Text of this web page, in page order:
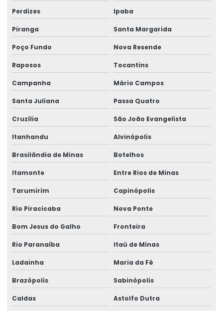
Talha Motorizada Para Pontes Rolantes Duplaviga
Talha Nova Com Inversor De Frequência
Talha Para Ambientes Com Restrição De Altura
Talha Univiga Com Monitoramento
Talhas elétricas de cabo de aço
Topografia caminho de rolamento
Treinamento De Operação Com Talhas Elétricas
Treinamento De Pontes Rolantes
Treinamento Em Segurança De Elevadores
Treinamento para operadores de ponte rolante
Treinamento de ponte rolante
Trilhos para pontes rolantes
Trilhos de rolamento para pontes rolantes
Trole Elétrico
Perdizes Ipaba
Piranga Santa Margarida
Poço Fundo Nova Resende
Raposos Tocantins
Campanha Mário Campos
Santa Juliana Passa Quatro
Cruzília São João Evangelista
Itanhandu Alvinópolis
Brasilândia de Minas Botelhos
Itamonte Entre Rios de Minas
Tarumirim Capinópolis
Rio Piracicaba Nova Ponte
Bom Jesus do Galho Fronteira
Rio Paranaíba Itaú de Minas
Ladainha Maria da Fé
Brazópolis Sabinópolis
Caldas Astolfo Dutra